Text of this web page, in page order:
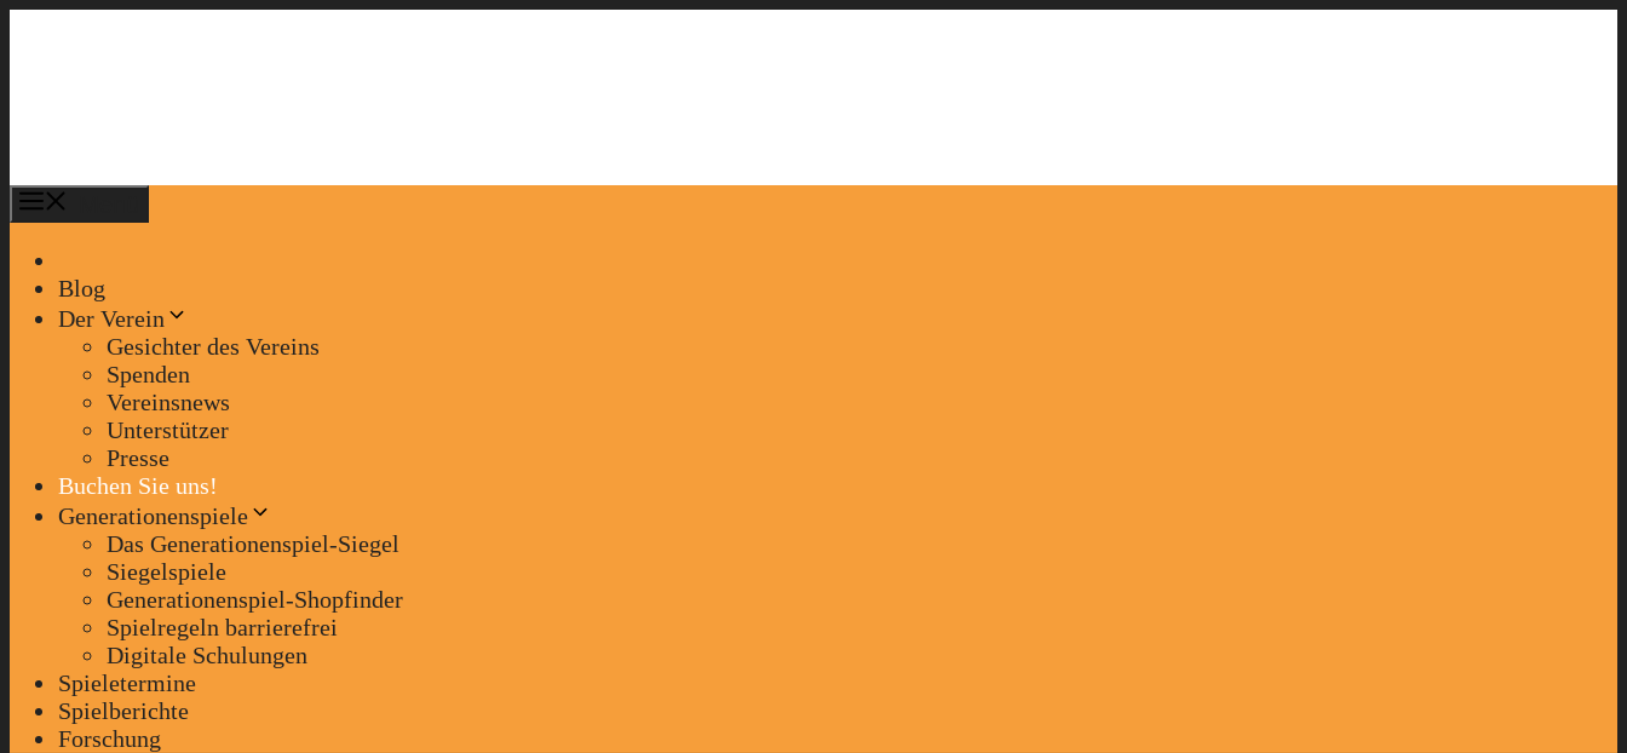
Blog
Der Verein
Gesichter des Vereins
Spenden
Vereinsnews
Unterstützer
Presse
Buchen Sie uns!
Generationenspiele
Das Generationenspiel-Siegel
Siegelspiele
Generationenspiel-Shopfinder
Spielregeln barrierefrei
Digitale Schulungen
Spieletermine
Spielberichte
Forschung